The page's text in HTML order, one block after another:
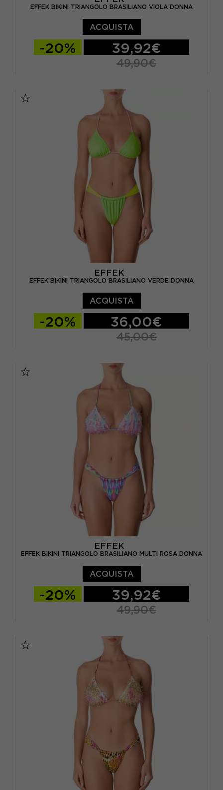
EFFEK BIKINI TRIANGOLO BRASILIANO VIOLA DONNA
ACQUISTA
-20% 39,92€
49,90€
EFFEK
EFFEK BIKINI TRIANGOLO BRASILIANO VERDE DONNA
ACQUISTA
-20% 36,00€
45,00€
EFFEK
EFFEK BIKINI TRIANGOLO BRASILIANO MULTI ROSA DONNA
ACQUISTA
-20% 39,92€
49,90€